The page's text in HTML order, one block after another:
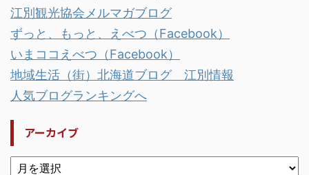
江別観光協会メルマガブログ
ずっと、もっと、えべつ（Facebook）
いまココえべつ（Facebook）
地域生活（街）北海道ブログ 江別情報
人気ブログランキングへ
アーカイブ